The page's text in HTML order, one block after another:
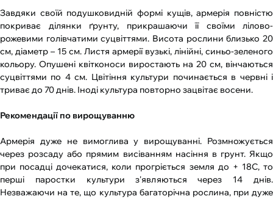
Завдяки своїй подушковидній формі кущів, армерія повністю
покриває ділянки ґрунту, прикрашаючи її своїми лілово-
рожевими голівчатими суцвіттями. Висота рослини близько 20
см, діаметр – 15 см. Листя армерії вузькі, лінійні, синьо-зеленого
кольору. Опушені квітконоси виростають на 20 см, вінчаються
суцвіттями по 4 см. Цвітіння культури починається в червні і
триває до 70 днів. Іноді культура повторно зацвітає восени.
Рекомендації по вирощуванню
Армерія дуже не вимоглива у вирощуванні. Розмножується
через розсаду або прямим висіванням насіння в грунт. Якщо
при посадці дочекатися, коли прогріється земля до + 18С, то
перші паростки культури з'являються через 14 днів.
Незважаючи на те, що культура багаторічна рослина, при дуже